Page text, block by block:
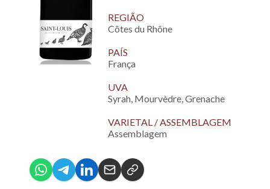
REGIÃO
Côtes du Rhône
PAÍS
França
UVA
Syrah, Mourvèdre, Grenache
VARIETAL / ASSEMBLAGEM
Assemblagem